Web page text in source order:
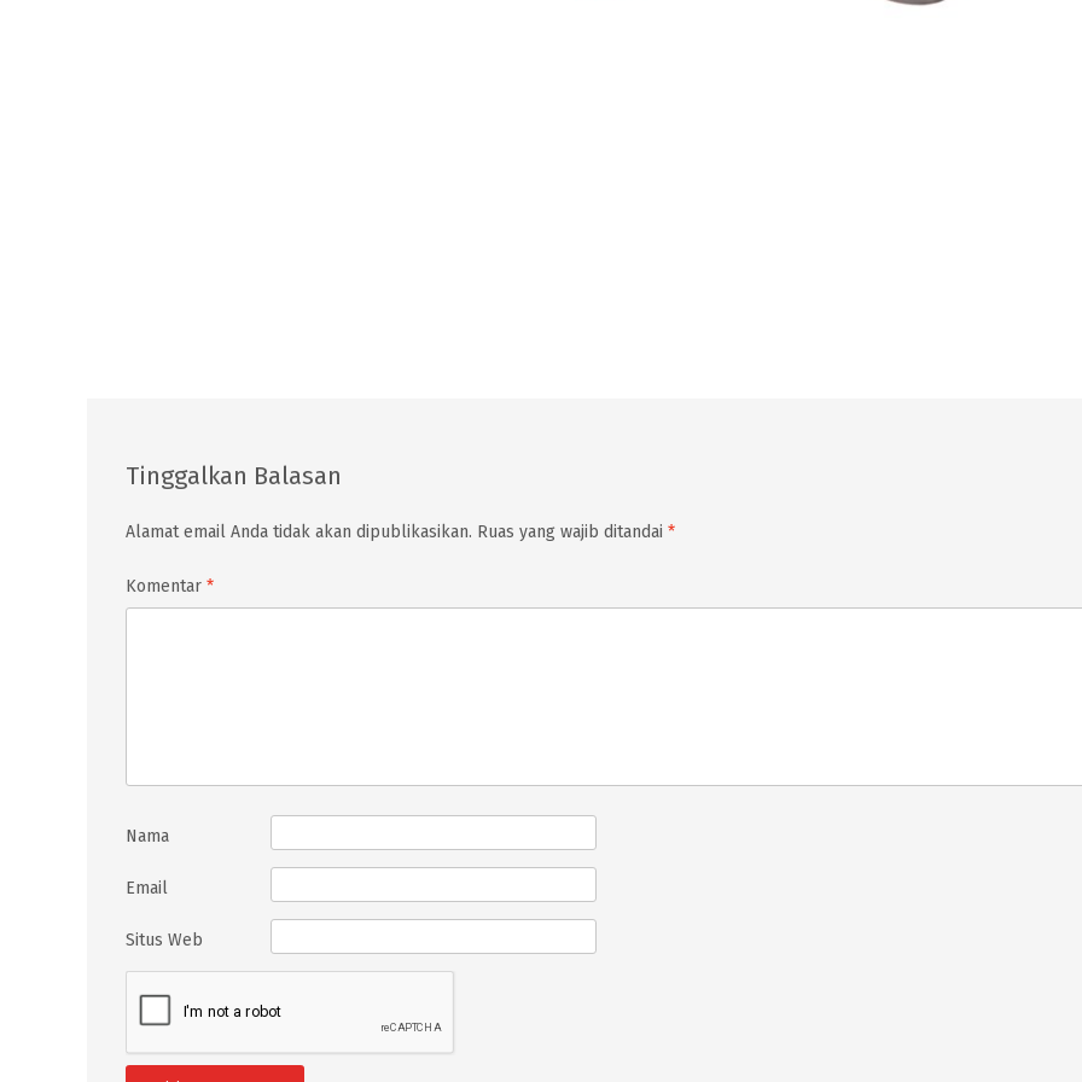
Tinggalkan Balasan
Alamat email Anda tidak akan dipublikasikan. Ruas yang wajib ditandai *
Komentar *
Nama
Email
Situs Web